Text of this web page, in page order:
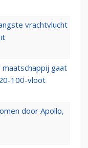
vrachtvlucht
maatschappij gaat
100-vloot
door Apollo,